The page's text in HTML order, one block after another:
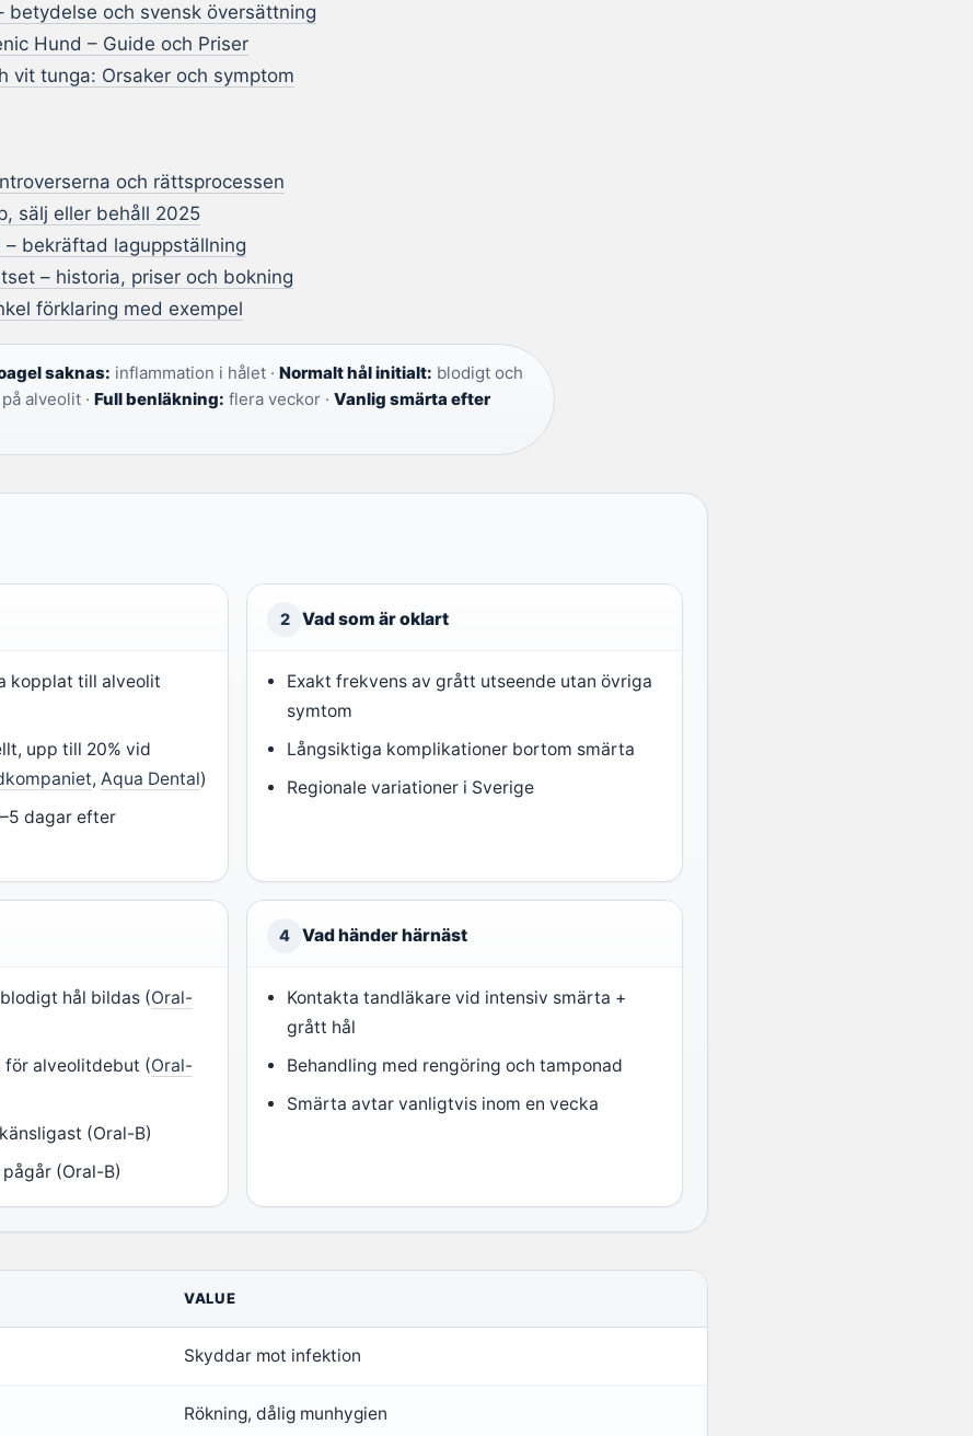
betydelse och svensk översättning
Hund – Guide och Priser
vit tunga: Orsaker och symptom
och rättsprocessen
sälj eller behåll 2025
– bekräftad laguppställning
– historia, priser och bokning
förklaring med exempel
saknas: inflammation i hålet · Normalt hål initialt: blodigt och
alveolit · Full benläkning: flera veckor · Vanlig smärta efter
kopplat till alveolit
upp till 20% vid
,Aqua Dental)
dagar efter
2 Vad som är oklart
Exakt frekvens av grått utseende utan övriga
symtom
Långsiktiga komplikationer bortom smärta
Regionale variationer i Sverige
hål bildas (Oral-
för alveolitdebut (Oral-
(Oral-B)
(Oral-B)
4 Vad händer härnäst
Kontakta tandläkare vid intensiv smärta +
grått hål
Behandling med rengöring och tamponad
Smärta avtar vanligtvis inom en vecka
VALUE
Skyddar mot infektion
Rökning, dålig munhygien